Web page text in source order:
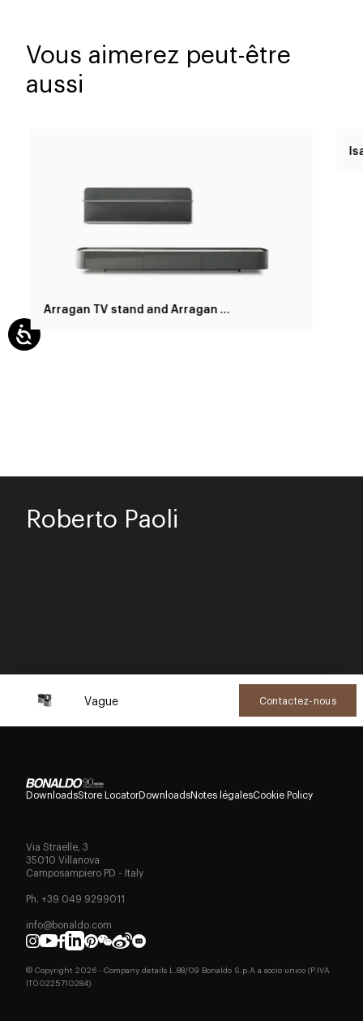
Vous aimerez peut-être
aussi
Arragan TV stand and Arragan shelf
Roberto Paoli
Vague Contactez-nous
DownloadsStore LocatorDownloadsNotes légalesCookie Policy
Via Straelle, 3
35010 Villanova
Camposampiero PD - Italy
Ph. +39 049 9299011
info@bonaldo.com
© Copyright 2026 - Company details L.88/09 Bonaldo S.p.A a socio unico (P.IVA
IT00225710284)